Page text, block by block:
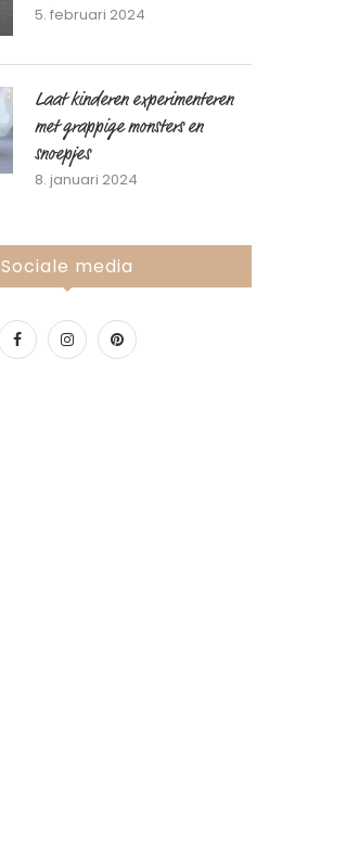
5. februari 2024
Laat kinderen experimenteren
met grappige monsters en
snoepjes
8. januari 2024
Sociale media